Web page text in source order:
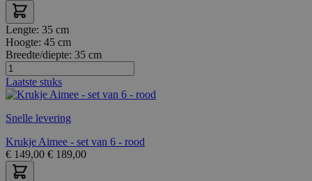
Lengte: 35 cm
Hoogte: 45 cm
Breedte/diepte: 35 cm
Laatste stuks
Snelle levering
Krukje Aimee - set van 6 - rood
€ 149,00 € 189,00